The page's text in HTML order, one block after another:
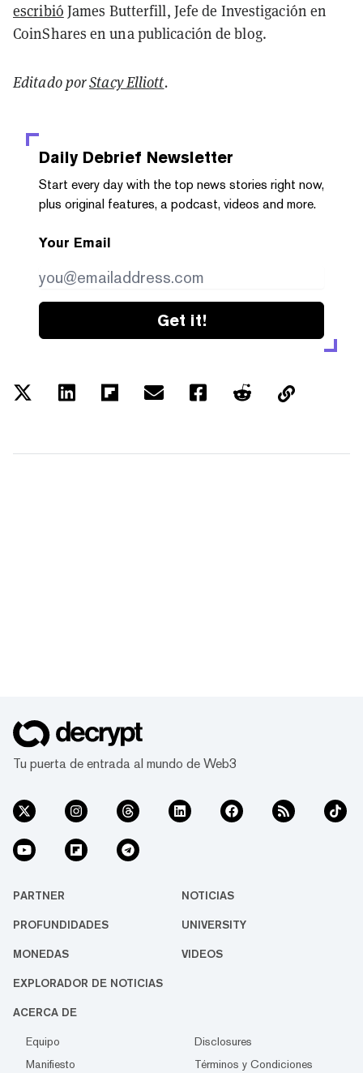
escribió James Butterfill, Jefe de Investigación en
CoinShares en una publicación de blog.
Editado porStacy Elliott.
Daily Debrief Newsletter
Start every day with the top news stories right now,
plus original features, a podcast, videos and more.
Your Email
Get it!
Tu puerta de entrada al mundo de Web3
PARTNER NOTICIAS
PROFUNDIDADES UNIVERSITY
MONEDAS VIDEOS
EXPLORADOR DE NOTICIAS
ACERCA DE
Equipo
Disclosures
Manifiesto
Términos y Condiciones